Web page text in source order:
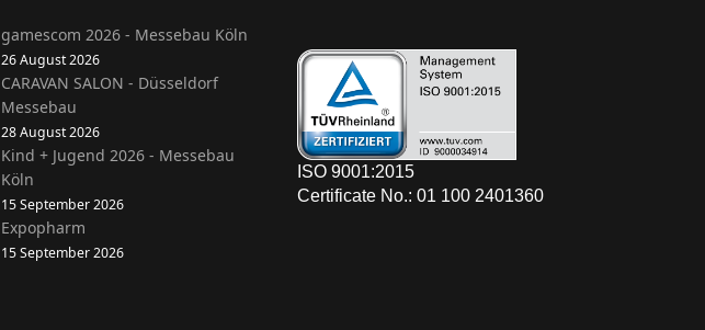
gamescom 2026 - Messebau Köln
26 August 2026
CARAVAN SALON - Düsseldorf
Messebau
28 August 2026
Kind + Jugend 2026 - Messebau
Köln
15 September 2026
Expopharm
15 September 2026
ISO 9001:2015
Certificate No.: 01 100 2401360